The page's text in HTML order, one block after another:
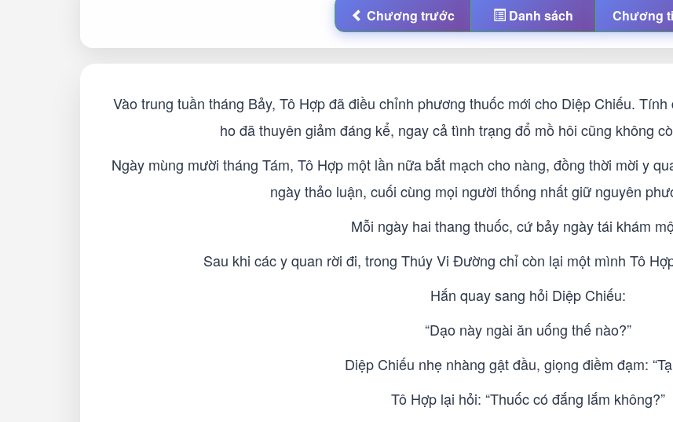
Chương trước Danh sách Chương
Vào trung tuần tháng Bảy, Tô Hợp đã điều chỉnh phương thuốc mới cho Diệp Chiếu.
ho đã thuyên giảm đáng kể, ngay cả tình trạng đổ mồ hôi cũng không
Ngày mùng mười tháng Tám, Tô Hợp một lần nữa bắt mạch cho nàng, đồng thời mời y
ngày thảo luận, cuối cùng mọi người thống nhất giữ nguyên
Mỗi ngày hai thang thuốc, cứ bảy ngày tái khám
Sau khi các y quan rời đi, trong Thúy Vi Đường chỉ còn lại một mình Tô
Hắn quay sang hỏi Diệp Chiếu:
“Dạo này ngài ăn uống thế nào?”
Diệp Chiếu nhẹ nhàng gật đầu, giọng điềm đạm:
Tô Hợp lại hỏi: “Thuốc có đắng lắm không?”